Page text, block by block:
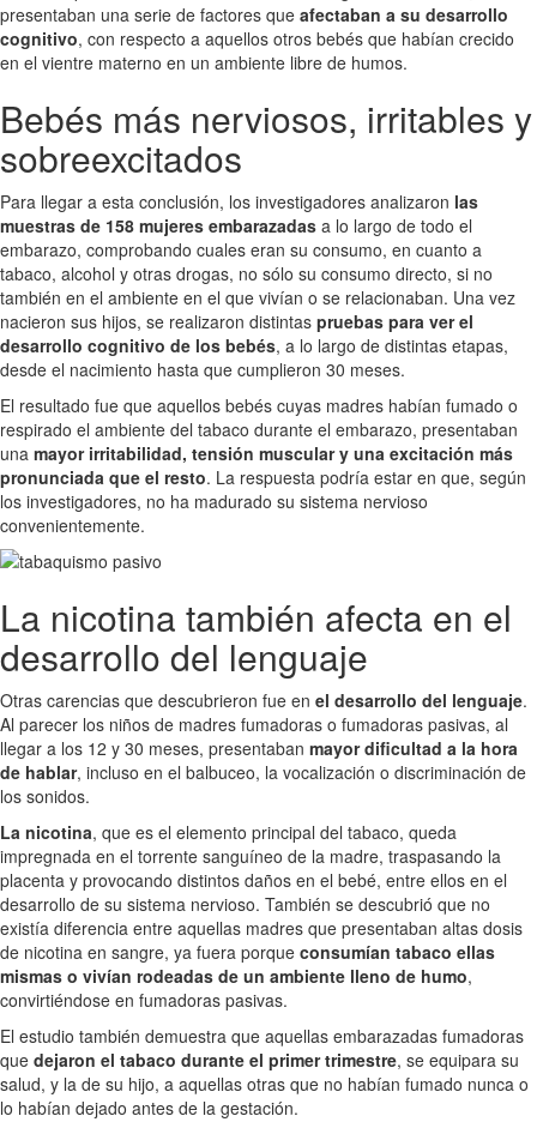
presentaban una serie de factores que afectaban a su desarrollo
cognitivo, con respecto a aquellos otros bebés que habían crecido
en el vientre materno en un ambiente libre de humos.
Bebés más nerviosos, irritables y
sobreexcitados
Para llegar a esta conclusión, los investigadores analizaron las
muestras de 158 mujeres embarazadas a lo largo de todo el
embarazo, comprobando cuales eran su consumo, en cuanto a
tabaco, alcohol y otras drogas, no sólo su consumo directo, si no
también en el ambiente en el que vivían o se relacionaban. Una vez
nacieron sus hijos, se realizaron distintas pruebas para ver el
desarrollo cognitivo de los bebés, a lo largo de distintas etapas,
desde el nacimiento hasta que cumplieron 30 meses.
El resultado fue que aquellos bebés cuyas madres habían fumado o
respirado el ambiente del tabaco durante el embarazo, presentaban
una mayor irritabilidad, tensión muscular y una excitación más
pronunciada que el resto. La respuesta podría estar en que, según
los investigadores, no ha madurado su sistema nervioso
convenientemente.
La nicotina también afecta en el
desarrollo del lenguaje
Otras carencias que descubrieron fue en el desarrollo del lenguaje.
Al parecer los niños de madres fumadoras o fumadoras pasivas, al
llegar a los 12 y 30 meses, presentaban mayor dificultad a la hora
de hablar, incluso en el balbuceo, la vocalización o discriminación de
los sonidos.
La nicotina, que es el elemento principal del tabaco, queda
impregnada en el torrente sanguíneo de la madre, traspasando la
placenta y provocando distintos daños en el bebé, entre ellos en el
desarrollo de su sistema nervioso. También se descubrió que no
existía diferencia entre aquellas madres que presentaban altas dosis
de nicotina en sangre, ya fuera porque consumían tabaco ellas
mismas o vivían rodeadas de un ambiente lleno de humo,
convirtiéndose en fumadoras pasivas.
El estudio también demuestra que aquellas embarazadas fumadoras
que dejaron el tabaco durante el primer trimestre, se equipara su
salud, y la de su hijo, a aquellas otras que no habían fumado nunca o
lo habían dejado antes de la gestación.